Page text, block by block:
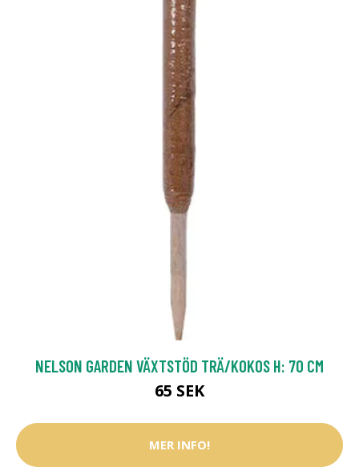
NELSON GARDEN VÄXTSTÖD TRÄ/KOKOS H: 70 CM
65 SEK
MER INFO!